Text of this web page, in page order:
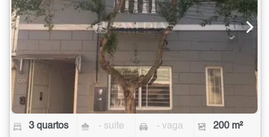
3 quartos - suíte - vaga 200 m²